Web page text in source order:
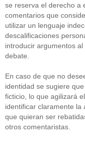
se reserva el derecho a
comentarios que
utilizar un lenguaje
descalificaciones
introducir argumentos
debate.
En caso de que no
identidad se sugiere
ficticio, lo que agilizará
identificar claramente la
que quieran ser
otros comentaristas.